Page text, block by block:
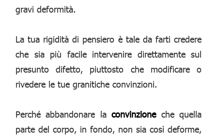
gravi deformità.
La tua rigidità di pensiero è tale da farti credere
che sia più facile intervenire direttamente sul
presunto difetto, piuttosto che modificare o
rivedere le tue granitiche convinzioni.
Perché abbandonare laconvinzioneche quella
parte del corpo, in fondo, non sia così deforme,